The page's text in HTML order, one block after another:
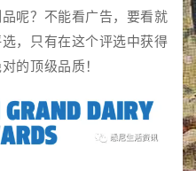
呢？不能看广告，要看就
，只有在这个评选中获得
的顶级品质！